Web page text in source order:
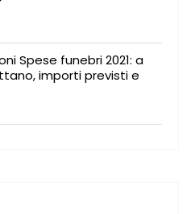
Spese funebri 2021: a
importi previsti e